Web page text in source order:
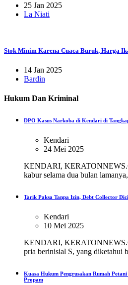
25 Jan 2025
La Niati
Stok Minim Karena Cuaca Buruk, Harga
14 Jan 2025
Bardin
Hukum Dan Kriminal
DPO Kasus Narkoba di Kendari di
Kendari
24 Mei 2025
KENDARI,
kabur selama dua bulan
Tarik Paksa Tanpa Izin, Debt Collector
Kendari
10 Mei 2025
KENDARI,
pria berinisial S, yang diketahui
Kuasa Hukum Pengrusakan Rumah
Propam